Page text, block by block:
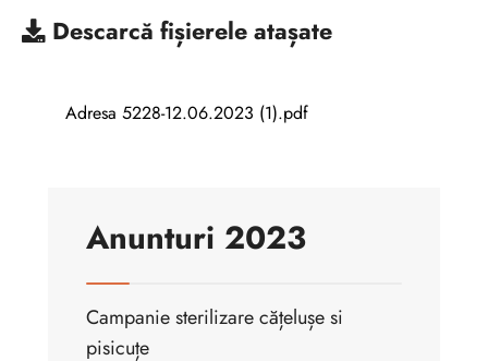
Descarcă fișierele atașate
Adresa 5228-12.06.2023 (1).pdf
Anunturi 2023
Campanie sterilizare cățelușe si
pisicuțe